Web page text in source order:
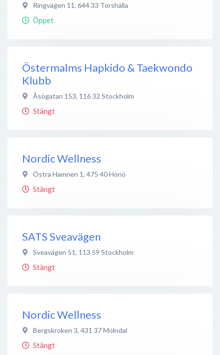
Ringvägen 11, 644 33 Torshälla
Öppet
Östermalms Hapkido & Taekwondo
Klubb
Åsögatan 153, 116 32 Stockholm
Stängt
Nordic Wellness
Östra Hamnen 1, 475 40Hönö
Stängt
SATS Sveavägen
Sveavägen 51, 113 59 Stockholm
Stängt
Nordic Wellness
Bergskroken 3, 431 37Mölndal
Stängt